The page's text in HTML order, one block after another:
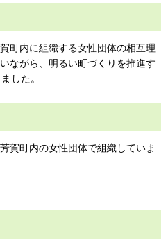
町内に組織する女性団体の相互理
ながら、明るい町づくりを推進す
した。
賀町内の女性団体で組織していま